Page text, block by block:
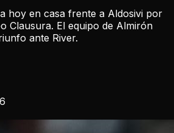
hoy en casa frente a Aldosivi por
Clausura. El equipo de Almirón
ante River.